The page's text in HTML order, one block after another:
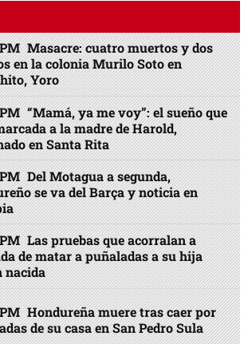
PM Masacre: cuatro muertos y dos
en la colonia Murilo Soto en
Yoro
PM “Mamá, ya me voy”: el sueño que
a la madre de Harold,
en Santa Rita
PM Del Motagua a segunda,
se va del Barça y noticia en
PM Las pruebas que acorralan a
de matar a puñaladas a su hija
nacida
PM Hondureña muere tras caer por
de su casa en San Pedro Sula